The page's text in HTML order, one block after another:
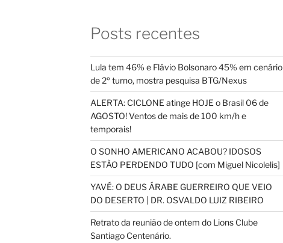
Posts recentes
Lula tem 46% e Flávio Bolsonaro 45% em cenário
de 2º turno, mostra pesquisa BTG/Nexus
ALERTA: CICLONE atinge HOJE o Brasil 06 de
AGOSTO! Ventos de mais de 100 km/h e
temporais!
O SONHO AMERICANO ACABOU? IDOSOS
ESTÃO PERDENDO TUDO [com Miguel Nicolelis]
YAVÉ: O DEUS ÁRABE GUERREIRO QUE VEIO
DO DESERTO | DR. OSVALDO LUIZ RIBEIRO
Retrato da reunião de ontem do Lions Clube
Santiago Centenário.